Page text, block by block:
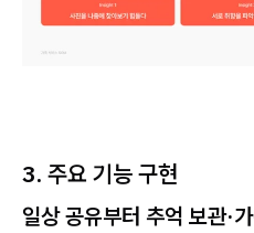
3. 주요 기능 구현
일상 공유부터 추억 보관·